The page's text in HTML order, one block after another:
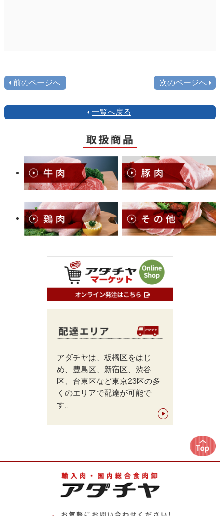
前のページへ 次のページへ
一覧へ戻る
アダチヤは、板橋区をはじ
め、豊島区、新宿区、渋谷
区、台東区など東京23区の多
くのエリアで配達が可能で
す。